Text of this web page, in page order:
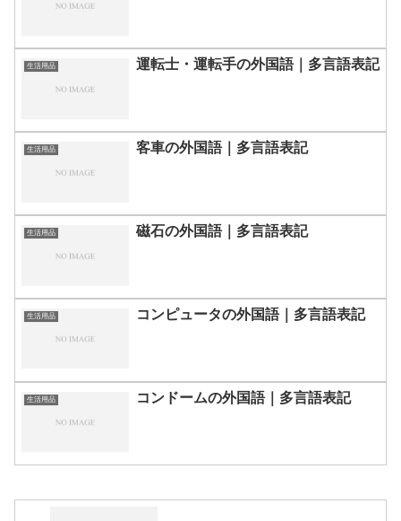
生活用品 運転士・運転手の外国語｜多言語表記
生活用品 客車の外国語｜多言語表記
生活用品 磁石の外国語｜多言語表記
生活用品 コンピュータの外国語｜多言語表記
生活用品 コンドームの外国語｜多言語表記